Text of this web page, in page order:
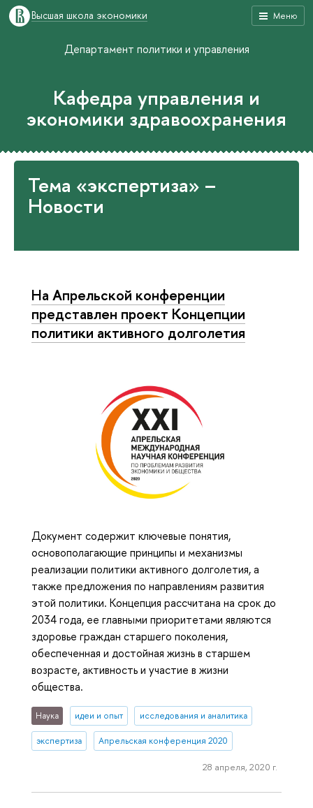
Меню
Высшая школа экономики
Департамент политики и управления
Кафедра управления и
экономики здравоохранения
Тема «экспертиза» –
Новости
На Апрельской конференции
представлен проект Концепции
политики активного долголетия
Документ содержит ключевые понятия,
основополагающие принципы и механизмы
реализации политики активного долголетия, а
также предложения по направлениям развития
этой политики. Концепция рассчитана на срок до
2034 года, ее главными приоритетами являются
здоровье граждан старшего поколения,
обеспеченная и достойная жизнь в старшем
возрасте, активность и участие в жизни
общества.
Наука идеи и опыт исследования и аналитика
экспертиза Апрельская конференция 2020
28 апреля, 2020 г.